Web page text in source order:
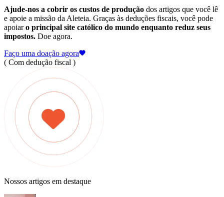
Ajude-nos a cobrir os custos de produção dos artigos que você lê
e apoie a missão da Aleteia. Graças às deduções fiscais, você pode
apoiaro principal site católico do mundo enquanto reduz seus
impostos. Doe agora.
Faço uma doação agora
( Com dedução fiscal )
Nossos artigos em destaque